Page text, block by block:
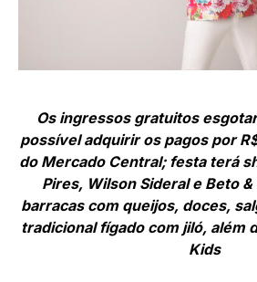
Os ingressos gratuitos
possível adquirir os pagos por
do Mercado Central; festa terá
Pires, Wilson Sideral e Beto
barracas com queijos, doces,
tradicional fígado com jiló, além
Kids